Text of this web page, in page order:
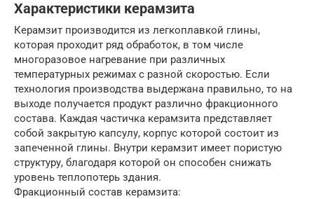
Характеристики керамзита
Керамзит производится из легкоплавкой глины,
которая проходит ряд обработок, в том числе
многоразовое нагревание при различных
температурных режимах с разной скоростью. Если
технология производства выдержана правильно, то на
выходе получается продукт различно фракционного
состава. Каждая частичка керамзита представляет
собой закрытую капсулу, корпус которой состоит из
запеченной глины. Внутри керамзит имеет пористую
структуру, благодаря которой он способен снижать
уровень теплопотерь здания.
Фракционный состав керамзита: